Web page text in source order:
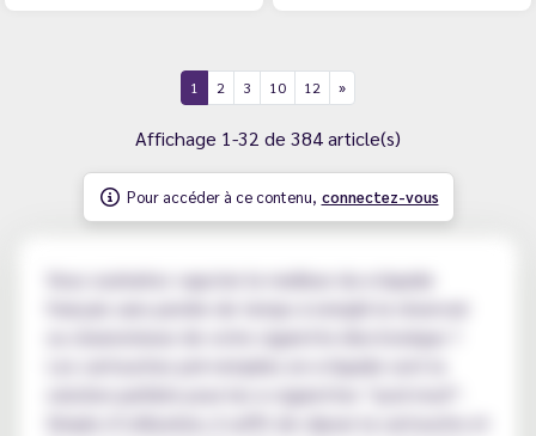
1 2 3 10 12
Affichage 1-32 de 384 article(s)
Pour accéder à ce contenu, connectez-vous
Vous souhaitez vapoter le meilleur du e-liquide
français sans perdre de temps à remplir le réservoir
ou clearomiseur de votre cigarette électronique ?
Les cartouches pré-remplies en e-liquide sont la
solution parfaite pour les e-cigarettes “pod mod”.
Simple d’utilisation, il suffit de clipser la cartouche et